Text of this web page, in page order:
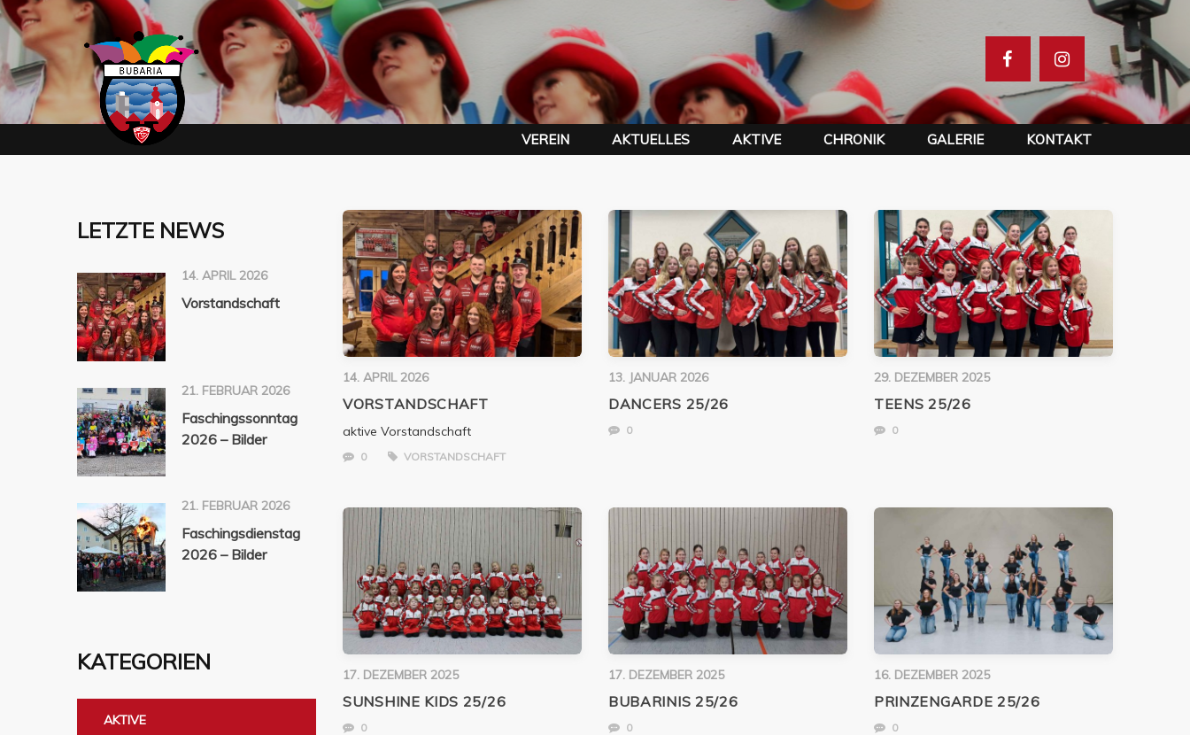
VEREIN AKTUELLES AKTIVE CHRONIK GALERIE KONTAKT
14. APRIL 2026
VORSTANDSCHAFT
aktive Vorstandschaft
0 VORSTANDSCHAFT
13. JANUAR 2026
DANCERS 25/26
0
29. DEZEMBER 2025
TEENS 25/26
0
17. DEZEMBER 2025
SUNSHINE KIDS 25/26
0
17. DEZEMBER 2025
BUBARINIS 25/26
0
16. DEZEMBER 2025
PRINZENGARDE 25/26
0
LETZTE NEWS
14. APRIL 2026
Vorstandschaft
21. FEBRUAR 2026
Faschingssonntag
2026 – Bilder
21. FEBRUAR 2026
Faschingsdienstag
2026 – Bilder
KATEGORIEN
AKTIVE